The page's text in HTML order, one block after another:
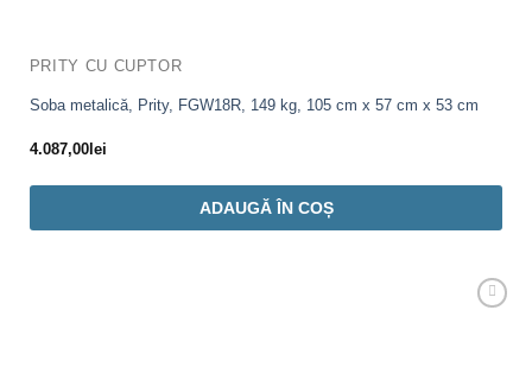
PRITY CU CUPTOR
Soba metalică, Prity, FGW18R, 149 kg, 105 cm x 57 cm x 53 cm
4.087,00lei
ADAUGĂ ÎN COȘ